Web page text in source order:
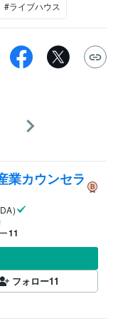
#ライブハウス
業カウンセラ
11
フォロー11